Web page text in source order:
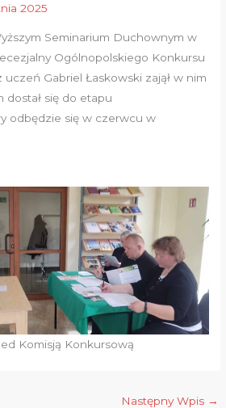
2025
Seminarium Duchownym w
Ogólnopolskiego Konkursu
Gabriel Łaskowski zajął w nim
dostał się do etapu
odbędzie się w czerwcu w
Komisją Konkursową
Następny Wpis →